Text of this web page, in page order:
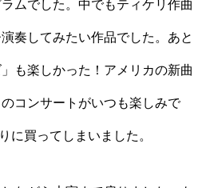
ムでした。中でもティケリ作曲
奏してみたい作品でした。あと
も楽しかった！アメリカの新曲
コンサートがいつも楽しみで
に買ってしまいました。